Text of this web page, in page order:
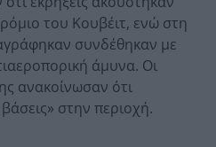
του Κουβέιτ, ενώ στη
συνδέθηκαν με
άμυνα. Οι
ανακοίνωσαν ότι
στην περιοχή.